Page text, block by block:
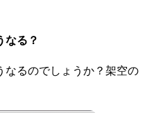
なる？
なるのでしょうか？架空の